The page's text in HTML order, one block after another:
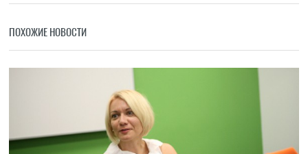
ПОХОЖИЕ НОВОСТИ